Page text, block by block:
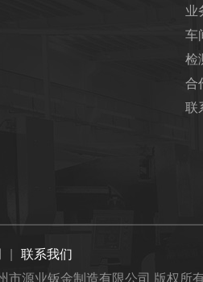
业
车
检
合
联
| 联系我们
市源业钣金制造有限公司 版权所